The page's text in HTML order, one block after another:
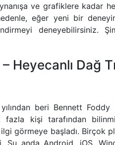
ve grafiklere kadar
eğer yeni bir
deneyebilirsiniz.
Dağ
beri Bennett Foddy
fazla kişi tarafından
görmeye başladı. Birçok
anda Android, iOS,